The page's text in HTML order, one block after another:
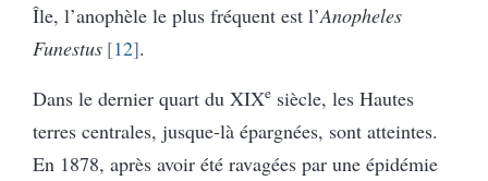
Île, l’anophèle le plus fréquent est l’Anopheles
Funestus 12 .
Dans le dernier quart du XIXe siècle, les Hautes
terres centrales, jusque-là épargnées, sont atteintes.
En 1878, après avoir été ravagées par une épidémie